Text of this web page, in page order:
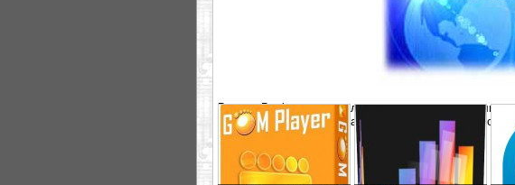
Версия Basic содержит лишь самые часто
набор, а Full включает также возможность